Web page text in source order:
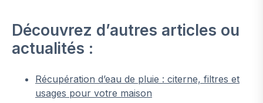
Découvrez d’autres articles ou
actualités :
Récupération d’eau de pluie : citerne, filtres et
usages pour votre maison